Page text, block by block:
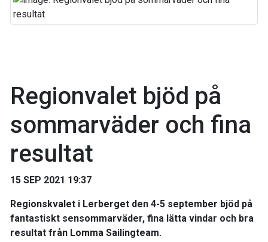
Regionvalet bjöd på
sommarväder och fina
resultat
15 SEP 2021 19:37
Regionskvalet i Lerberget den 4-5 september bjöd på
fantastiskt sensommarväder, fina lätta vindar och bra
resultat från Lomma Sailingteam.